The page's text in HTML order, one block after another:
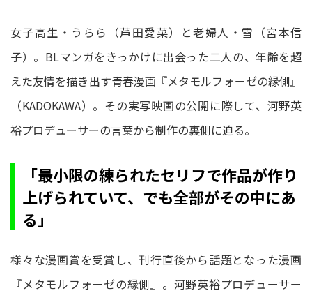
女子高生・うらら（芦田愛菜）と老婦人・雪（宮本信
子）。BLマンガをきっかけに出会った二人の、年齢を超
えた友情を描き出す青春漫画『メタモルフォーゼの縁側』
（KADOKAWA）。その実写映画の公開に際して、河野英
裕プロデューサーの言葉から制作の裏側に迫る。
「最小限の練られたセリフで作品が作り
上げられていて、でも全部がその中にあ
る」
様々な漫画賞を受賞し、刊行直後から話題となった漫画
『メタモルフォーゼの縁側』。河野英裕プロデューサー